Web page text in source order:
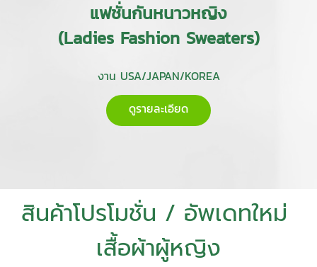
แฟชั่นกันหนาวหญิง
(Ladies Fashion Sweaters)
งาน USA/JAPAN/KOREA
ดูรายละเอียด
สินค้าโปรโมชั่น / อัพเดทใหม่
เสื้อผ้าผู้หญิง